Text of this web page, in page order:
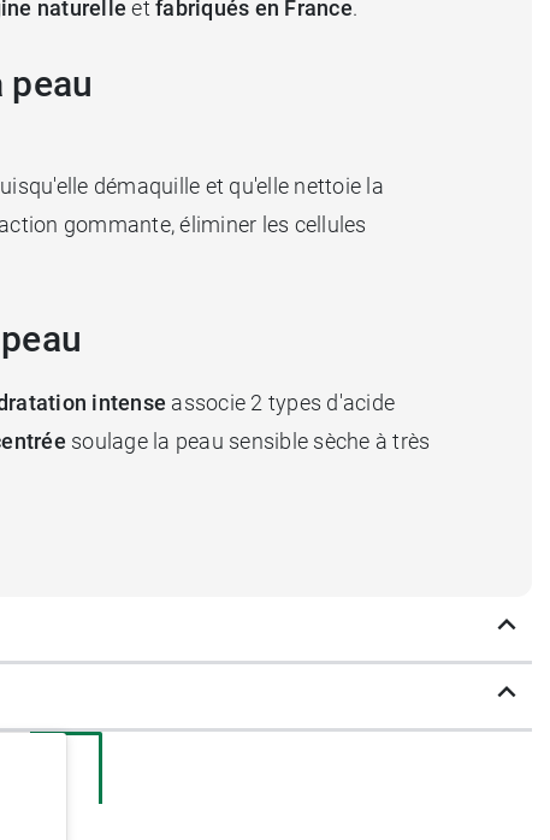
naturelle et fabriqués en France.
démaquille et qu'elle nettoie la
gommante, éliminer les cellules
intense associe 2 types d'acide
soulage la peau sensible sèche à très